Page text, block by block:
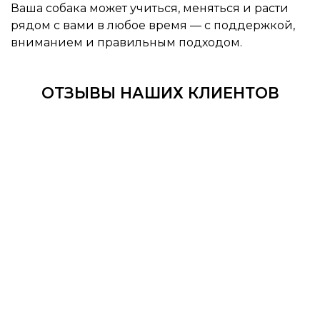
Ваша собака может учиться, меняться и расти
рядом с вами в любое время — с поддержкой,
вниманием и правильным подходом.
ОТЗЫВЫ НАШИХ КЛИЕНТОВ